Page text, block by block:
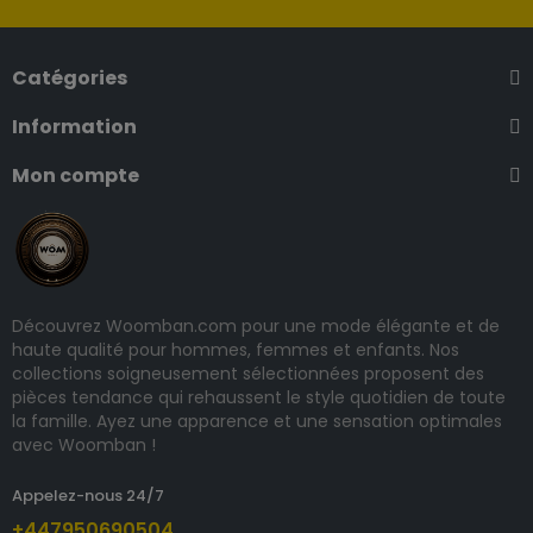
Catégories
Information
Mon compte
Découvrez Woomban.com pour une mode élégante et de
haute qualité pour hommes, femmes et enfants. Nos
collections soigneusement sélectionnées proposent des
pièces tendance qui rehaussent le style quotidien de toute
la famille. Ayez une apparence et une sensation optimales
avec Woomban !
Appelez-nous 24/7